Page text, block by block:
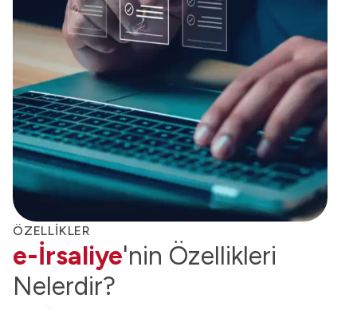
ÖZELLİKLER
e-İrsaliye'nin Özellikleri
Nelerdir?